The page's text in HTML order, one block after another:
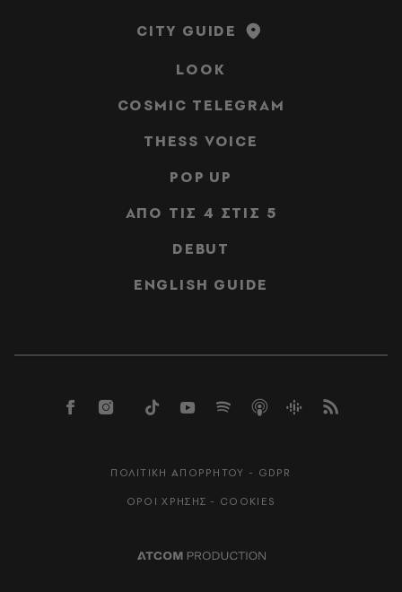
CITY GUIDE
LOOK
COSMIC TELEGRAM
THESS VOICE
POP UP
ΑΠΟ ΤΙΣ 4 ΣΤΙΣ 5
DEBUT
ENGLISH GUIDE
ΠΟΛΙΤΙΚΗ ΑΠΟΡΡΗΤΟΥ - GDPR
ΟΡΟΙ ΧΡΗΣΗΣ - COOKIES